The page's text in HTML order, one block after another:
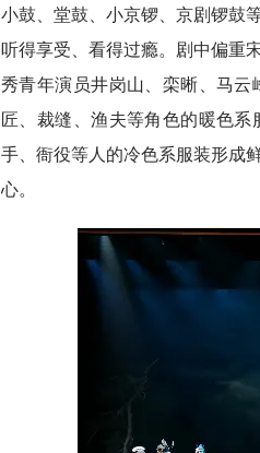
小鼓、堂鼓、小京锣、京剧锣鼓
听得享受、看得过瘾。剧中偏重
秀青年演员井岗山、栾晰、马
匠、裁缝、渔夫等角色的暖色
手、衙役等人的冷色系服装形成
心。